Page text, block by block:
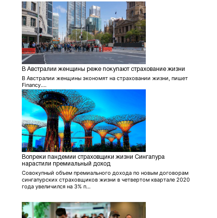
В Австралии женщины реже покупают страхование жизни
В Австралии женщины экономят на страховании жизни, пишет
Financy....
Вопреки пандемии страховщики жизни Сингапура
нарастили премиальный доход
Совокупный объем премиального дохода по новым договорам
сингапурских страховщиков жизни в четвертом квартале 2020
года увеличился на 3% п...